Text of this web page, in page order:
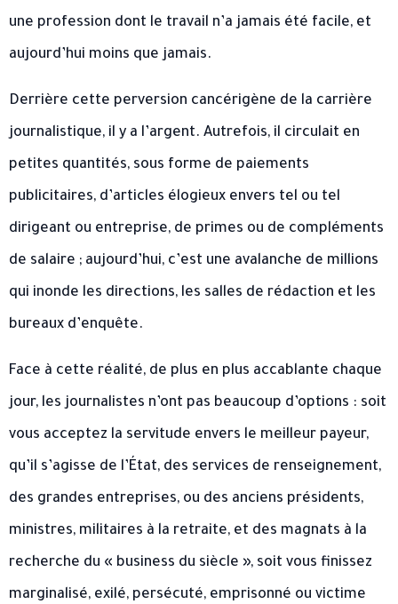
une profession dont le travail n’a jamais été facile, et
aujourd’hui moins que jamais.
Derrière cette perversion cancérigène de la carrière
journalistique, il y a l’argent. Autrefois, il circulait en
petites quantités, sous forme de paiements
publicitaires, d’articles élogieux envers tel ou tel
dirigeant ou entreprise, de primes ou de compléments
de salaire ; aujourd’hui, c’est une avalanche de millions
qui inonde les directions, les salles de rédaction et les
bureaux d’enquête.
Face à cette réalité, de plus en plus accablante chaque
jour, les journalistes n’ont pas beaucoup d’options : soit
vous acceptez la servitude envers le meilleur payeur,
qu’il s’agisse de l’État, des services de renseignement,
des grandes entreprises, ou des anciens présidents,
ministres, militaires à la retraite, et des magnats à la
recherche du « business du siècle », soit vous finissez
marginalisé, exilé, persécuté, emprisonné ou victime